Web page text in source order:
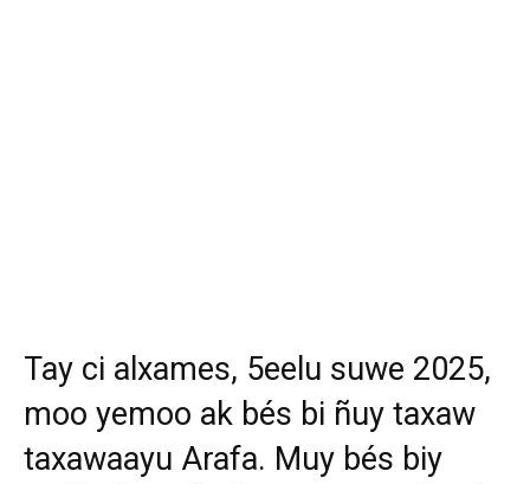
Tay ci alxames, 5eelu suwe 2025,
moo yemoo ak bés bi ñuy taxaw
taxawaayu Arafa. Muy bés biy